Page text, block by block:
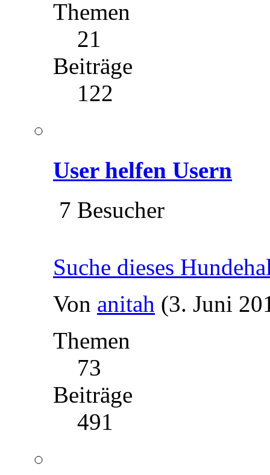
Themen
21
Beiträge
122
User helfen Usern
7 Besucher
Suche dieses
Von anitah (3. Juni
Themen
73
Beiträge
491